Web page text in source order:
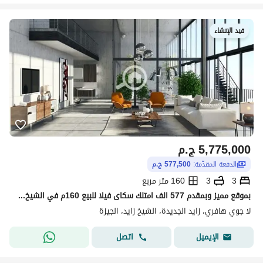
قيد الإنشاء
ج.م5,775,000
الدفعة المقدّمة: 577,500 ج.م
3
3
160 متر مربع
بموقع مميز وبمقدم 577 الف امتلك سكاى فيلا للبيع 160م في الشيخ زايد في كمبوند لا جوى هافر دقايق من وصله دهشور وسط ارقي الكمبوندات
لا جوي هافري، زايد الجديدة، الشيخ زايد، الجيزة
الإيميل
اتصل